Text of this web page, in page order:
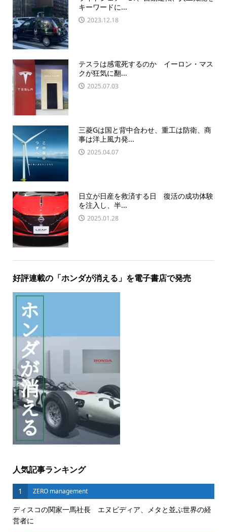
キーワードに...
2023.12.18
テスラは感電死するのか イーロン・マス
クが狂気に翻...
2025.07.03
三菱Gは国と背中合わせ、重工は防衛、商
事は洋上風力発...
2025.04.07
日立が日産を救済する日 復活の成功体験
を注入し、半...
2025.01.28
好評連載の「ホンダが消える」を電子書店で発売
人気記事ランキング
1 ZERO management
ディスコの関家一馬社長 エヌビディア、メタと並ぶ世界の経
営者に